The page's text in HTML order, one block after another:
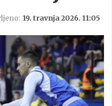
19. travnja 2026. 11:05